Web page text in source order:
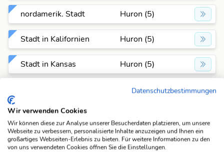
nordamerik. Stadt Huron (5)
Stadt in Kalifornien Huron (5)
Stadt in Kansas Huron (5)
Huron (5)
Stadt in Nordamerika
Stadt in Ohio Huron (5)
Datenschutzbestimmungen
Wir verwenden Cookies
Wir können diese zur Analyse unserer Besucherdaten platzieren, um unsere
Webseite zu verbessern, personalisierte Inhalte anzuzeigen und Ihnen ein
großartiges Webseiten-Erlebnis zu bieten. Für weitere Informationen zu den
von uns verwendeten Cookies öffnen Sie die Einstellungen.